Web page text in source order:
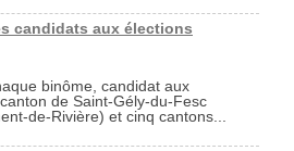
candidats aux élections
binôme, candidat aux
de Saint-Gély-du-Fesc
de-Rivière) et cinq cantons...